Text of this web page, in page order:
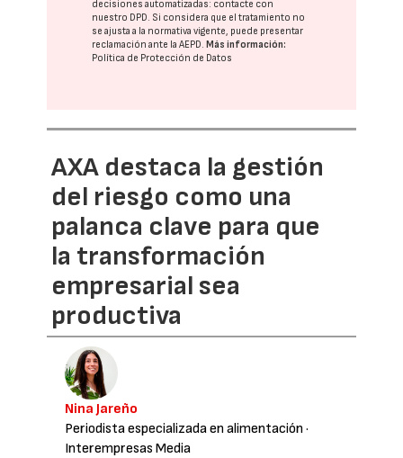
decisiones automatizadas: contacte con
nuestro DPD. Si considera que el tratamiento no
se ajusta a la normativa vigente, puede presentar
reclamación ante laAEPD. Más información:
Política de Protección de Datos
AXA destaca la gestión
del riesgo como una
palanca clave para que
la transformación
empresarial sea
productiva
Nina Jareño
Periodista especializada en alimentación ·
Interempresas Media